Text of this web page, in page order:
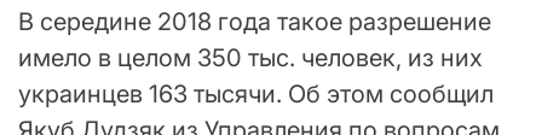
В середине 2018 года такое разрешение
имело в целом 350 тыс. человек, из них
украинцев 163 тысячи. Об этом сообщил